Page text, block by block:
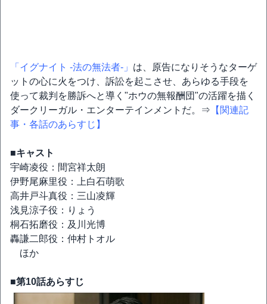
「イグナイト -法の無法者-」 は、原告になりそうなターゲ
ットの心に火をつけ、訴訟を起こさせ、あらゆる手段を
使って裁判を勝訴へと導く"ホウの無報酬団"の活躍を描く
ダークリーガル・エンターテインメントだ。⇒ 【関連記
事・各話のあらすじ】
■キャスト
宇崎凌役：間宮祥太朗
伊野尾麻里役：上白石萌歌
高井戸斗真役：三山凌輝
浅見涼子役：りょう
桐石拓磨役：及川光博
轟謙二郎役：仲村トオル
ほか
■第10話あらすじ